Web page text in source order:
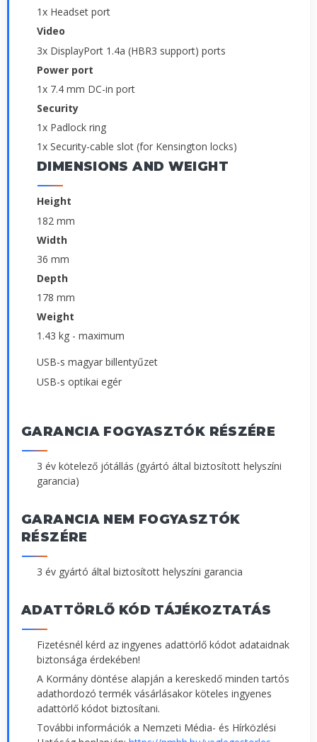
1x Headset port
Video
3x DisplayPort 1.4a (HBR3 support) ports
Power port
1x 7.4 mm DC-in port
Security
1x Padlock ring
1x Security-cable slot (for Kensington locks)
DIMENSIONS AND WEIGHT
Height
182 mm
Width
36 mm
Depth
178 mm
Weight
1.43 kg - maximum
USB-s magyar billentyűzet
USB-s optikai egér
GARANCIA FOGYASZTÓK RÉSZÉRE
3 év kötelező jótállás (gyártó által biztosított helyszíni
garancia)
GARANCIA NEM FOGYASZTÓK
RÉSZÉRE
3 év gyártó által biztosított helyszíni garancia
ADATTÖRLŐ KÓD TÁJÉKOZTATÁS
Fizetésnél kérd az ingyenes adattörlő kódot adataidnak
biztonsága érdekében!
A Kormány döntése alapján a kereskedő minden tartós
adathordozó termék vásárlásakor köteles ingyenes
adattörlő kódot biztosítani.
További információk a Nemzeti Média- és Hírközlési